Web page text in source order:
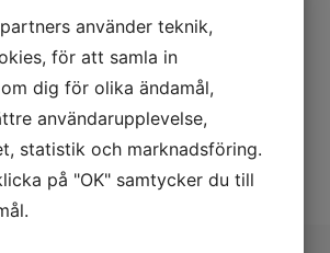
kundfrågor
använder teknik,
för att samla in
dig för olika ändamål,
användarupplevelse,
statistik och marknadsföring.
på "OK" samtycker du till